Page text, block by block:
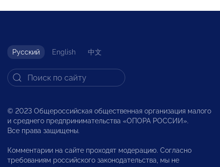
Русский English 中文
© 2023 Общероссийская общественная организация малого
и среднего предпринимательства «ОПОРА РОССИИ».
Все права защищены.
Комментарии на сайте проходят модерацию. Согласно
требованиям российского законодательства, мы не